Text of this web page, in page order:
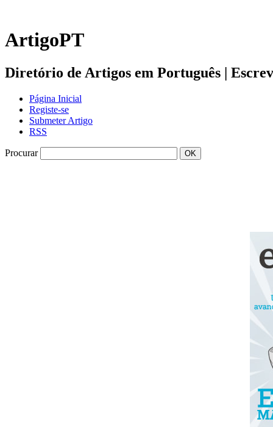
ArtigoPT
Diretório de Artigos em Português |
Página Inicial
Registe-se
Submeter Artigo
RSS
Procurar